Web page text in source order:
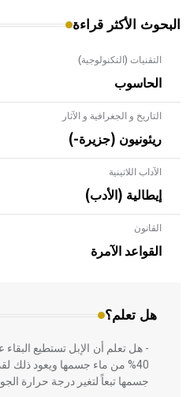
البحوث الأكثر قراءة
التقنيات (التكنولوجية)
الحاسوب
التاريخ و الجغرافية و الآثار
ريئونيون (جزيرة-)
الآداب اللاتينية
إيطالية (الأدب)
القانون
القواعد الآمرة
هل تعلم؟
- هل تعلم أن الأبلق نوع من
بالعمارة الإسلامية في بلاد
المعمار على بناء مداميكه وخاصة
- هل تعلم أن الإبل تستطيع
40% من ماء جسمها ويعود ذلك
جسمها تبعاً لتغير درجة حرارة